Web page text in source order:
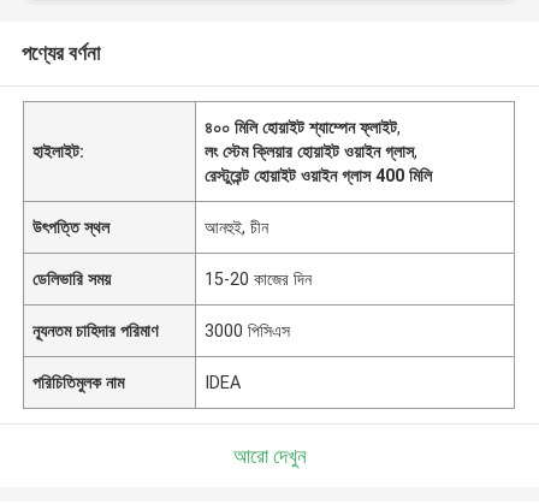
পণ্যের বর্ণনা
হাইলাইট:
৪০০ মিলি হোয়াইট শ্যাম্পেন ফ্লাইট,
লং স্টেম ক্লিয়ার হোয়াইট ওয়াইন গ্লাস,
রেস্টুরেন্ট হোয়াইট ওয়াইন গ্লাস 400 মিলি
উৎপত্তি স্থল আনহুই, চীন
ডেলিভারি সময় 15-20 কাজের দিন
ন্যূনতম চাহিদার পরিমাণ 3000 পিসিএস
পরিচিতিমুলক নাম IDEA
আরো দেখুন